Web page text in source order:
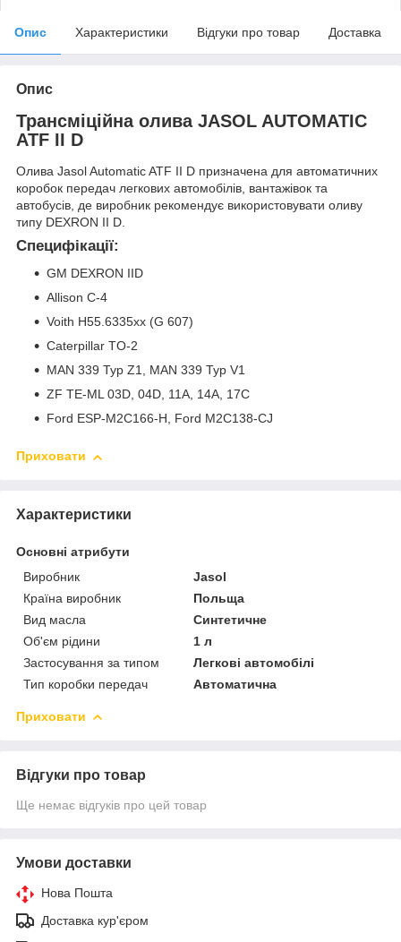
Опис Характеристики Відгуки про товар Доставка
Опис
Трансміційна олива JASOL AUTOMATIC
ATF II D
Олива Jasol Automatic ATF II D призначена для автоматичних
коробок передач легкових автомобілів, вантажівок та
автобусів, де виробник рекомендує використовувати оливу
типу DEXRON II D.
Специфікації:
GM DEXRON IID
Allison C-4
Voith H55.6335xx (G 607)
Caterpillar TO-2
MAN 339 Typ Z1, MAN 339 Typ V1
ZF TE-ML 03D, 04D, 11A, 14A, 17C
Ford ESP-M2C166-H, Ford M2C138-CJ
Приховати
Характеристики
Основні атрибути
Виробник
Jasol
Країна виробник
Польща
Вид масла
Синтетичне
Об'єм рідини
1 л
Застосування за типом
Легкові автомобілі
Тип коробки передач
Автоматична
Приховати
Відгуки про товар
Ще немає відгуків про цей товар
Умови доставки
Нова Пошта
Доставка кур'єром